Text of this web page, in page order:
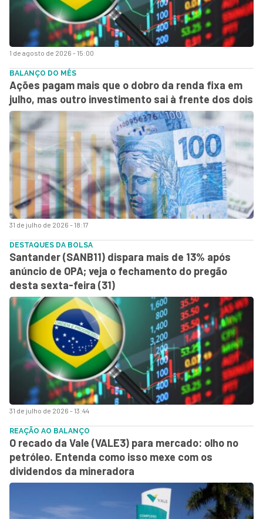
1 de agosto de 2026 - 15:00
31 de julho de 2026 - 18:17
BALANÇO DO MÊS
Ações pagam mais que o dobro da renda fixa em
julho, mas outro investimento sai à frente dos dois
31 de julho de 2026 - 13:44
DESTAQUES DA BOLSA
Santander (SANB11) dispara mais de 13% após
anúncio de OPA; veja o fechamento do pregão
desta sexta-feira (31)
REAÇÃO AO BALANÇO
O recado da Vale (VALE3) para mercado: olho no
petróleo. Entenda como isso mexe com os
dividendos da mineradora